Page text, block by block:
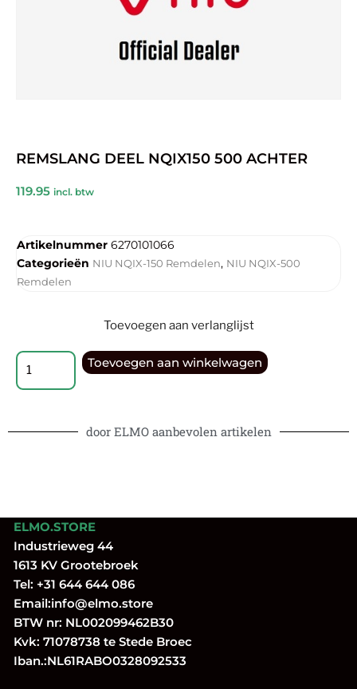
REMSLANG DEEL NQIX150 500 ACHTER
119.95 incl. btw
Artikelnummer 6270101066
Categorieën NIU NQIX-150 Remdelen, NIU NQIX-500
Remdelen
Toevoegen aan verlanglijst
Toevoegen aan winkelwagen
door ELMO aanbevolen artikelen
ELMO.STORE
Industrieweg 44
1613 KV Grootebroek
Tel: +31 644 644 086
Email:info@elmo.store
BTW nr: NL002099462B30
Kvk: 71078738 te Stede Broec
Iban.:NL61RABO0328092533